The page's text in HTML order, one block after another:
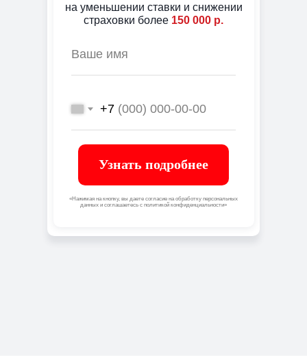
+7
Узнать подробнее
«Нажимая на кнопку, вы даете согласие на обработку персональных
данных и соглашаетесь c политикой конфиденциальности»
на уменьшении ставки и снижении
страховки более 150 000 р.